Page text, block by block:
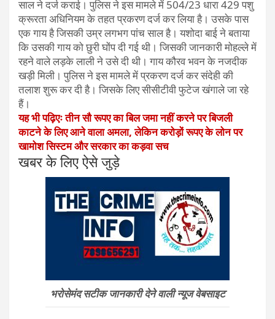
साल ने दर्ज कराई। पुलिस ने इस मामले में 504/23 धारा 429 पशु
क्रूरता अधिनियम के तहत प्रकरण दर्ज कर लिया है। उसके पास
एक गाय है जिसकी उम्र लगभग पांच साल है। यशोदा बाई ने बताया
कि उसकी गाय को छुरी घोंप दी गई थी। जिसकी जानकारी मोहल्ले में
रहने वाले लड़के लाली ने उसे दी थी। गाय कौरव भवन के नजदीक
खड़ी मिली। पुलिस ने इस मामले में प्रकरण दर्ज कर संदेही की
तलाश शुरू कर दी है। जिसके लिए सीसीटीवी फुटेज खंगाले जा रहे
हैं।
यह भी पढ़िएः तीन सौ रूपए का बिल जमा नहीं करने पर बिजली
काटने के लिए आने वाला अमला, लेकिन करोड़ों रूपए के लोन पर
खामोश सिस्टम और सरकार का कड़वा सच
खबर के लिए ऐसे जुड़े
भरोसेमंद सटीक जानकारी देने वाली न्यूज वेबसाइट